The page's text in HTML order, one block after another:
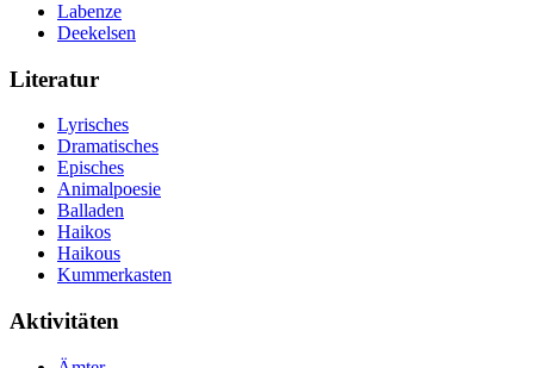
Labenze
Deekelsen
Literatur
Lyrisches
Dramatisches
Episches
Animalpoesie
Balladen
Haikos
Haikous
Kummerkasten
Aktivitäten